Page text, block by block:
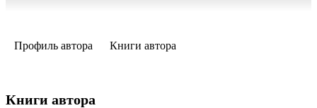
Профиль автора Книги автора
Книги автора